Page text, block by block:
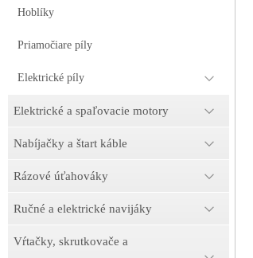
Hoblíky
Priamočiare píly
Elektrické píly
Elektrické a spaľovacie motory
Nabíjačky a štart káble
Rázové úťahováky
Ručné a elektrické navijáky
Vŕtačky, skrutkovače a